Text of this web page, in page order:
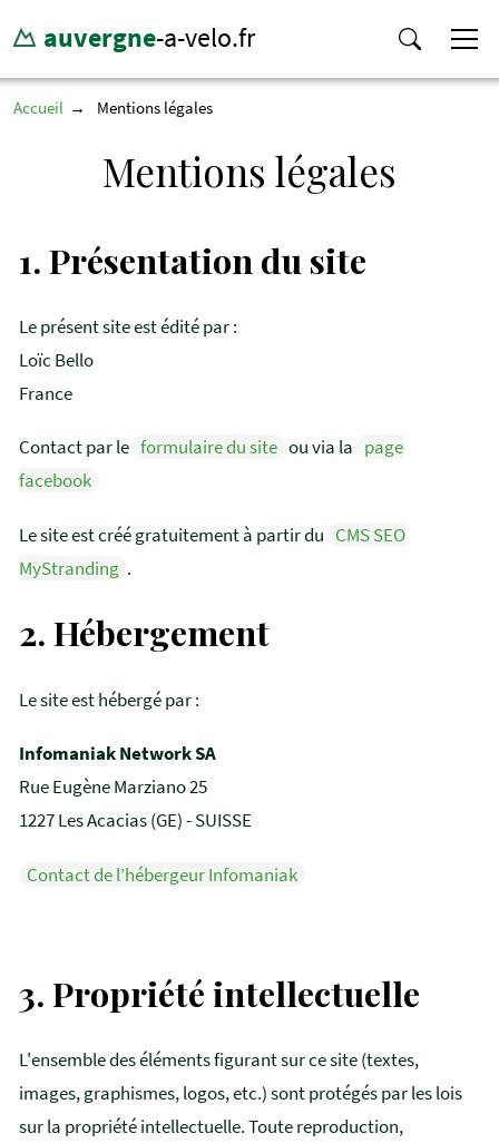
auvergne-a-velo.fr
Accueil Mentions légales
Mentions légales
1.Présentation du site
Le présent site est édité par :
Loïc Bello
France
Contact par le formulaire du site ou via la page
facebook
Le site est créé gratuitement à partir du CMS SEO
MyStranding .
2.Hébergement
Le site est hébergé par :
Infomaniak Network SA
Rue Eugène Marziano 25
1227 Les Acacias (GE) - SUISSE
Contact de l’hébergeur Infomaniak
3.Propriété intellectuelle
L'ensemble des éléments figurant sur ce site (textes,
images, graphismes, logos, etc.) sont protégés par les lois
sur la propriété intellectuelle. Toute reproduction,